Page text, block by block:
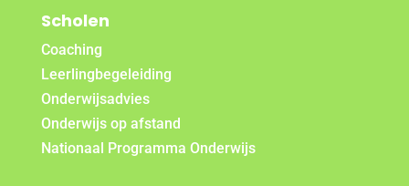
Scholen
Coaching
Leerlingbegeleiding
Onderwijsadvies
Onderwijs op afstand
Nationaal Programma Onderwijs